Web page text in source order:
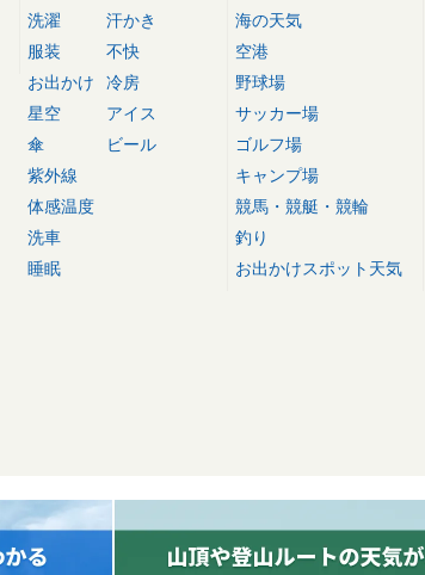
洗濯
服装
お出かけ
星空
傘
紫外線
体感温度
洗車
睡眠
汗かき
不快
冷房
アイス
ビール
海の天気
空港
野球場
サッカー場
ゴルフ場
キャンプ場
競馬・競艇・競輪
釣り
お出かけスポット天気